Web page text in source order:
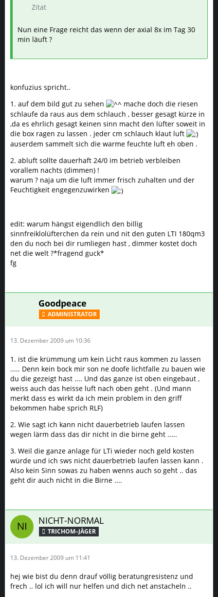
Zitat
Nun eine Frage reicht das wenn der axial 8x im Tag 30
min läuft ?
konfuzius spricht..
1. auf dem bild gut zu sehen
mache doch die riesen
schlaufe da raus aus dem schlauch , besser gesagt kürze in
,da es ehrlich gesagt keinen sinn macht den lüfter soweit in
die box ragen zu lassen . jeder cm schlauch klaut luft
auserdem sammelt sich die warme feuchte luft eh oben .
2. abluft sollte dauerhaft 24/0 im betrieb verbleiben
vorallem nachts (dimmen) !
warum ? naja um die luft immer frisch zuhalten und der
Feuchtigkeit engegenzuwirken
edit: warum hängst eigendlich den billig
sinnfreiklolüfterchen da rein und nit den guten LTI 180qm3
den du noch bei dir rumliegen hast , dimmer kostet doch
net die welt ?*fragend guck*
fg
Goodpeace
ADMINISTRATOR
13. Dezember 2009 um 10:36
1. ist die krümmung um kein Licht raus kommen zu lassen
..... Denn kein bock mir son ne doofe lichtfalle zu bauen wie
du die gezeigt hast .... Und das ganze ist oben eingebaut ,
weiss auch das heisse luft nach oben geht . (Und mann
merkt dass es wirkt da ich mein problem in den griff
bekommen habe sprich RLF)
2. Wie sagt ich kann nicht dauerbetrieb laufen lassen
wegen lärm dass das dir nicht in die birne geht .....
3. Weil die ganze anlage für LTi wieder noch geld kosten
würde und ich sws nicht dauerbetrieb laufen lassen kann .
Also kein Sinn sowas zu haben wenns auch so geht .. das
geht dir auch nicht in die Birne ....
NICHT-NORMAL
TRICHOM–JÄGER
13. Dezember 2009 um 11:41
hej wie bist du denn drauf völlig beratungresistenz und
frech .. lol ich will nur helfen und dich net anstacheln ..